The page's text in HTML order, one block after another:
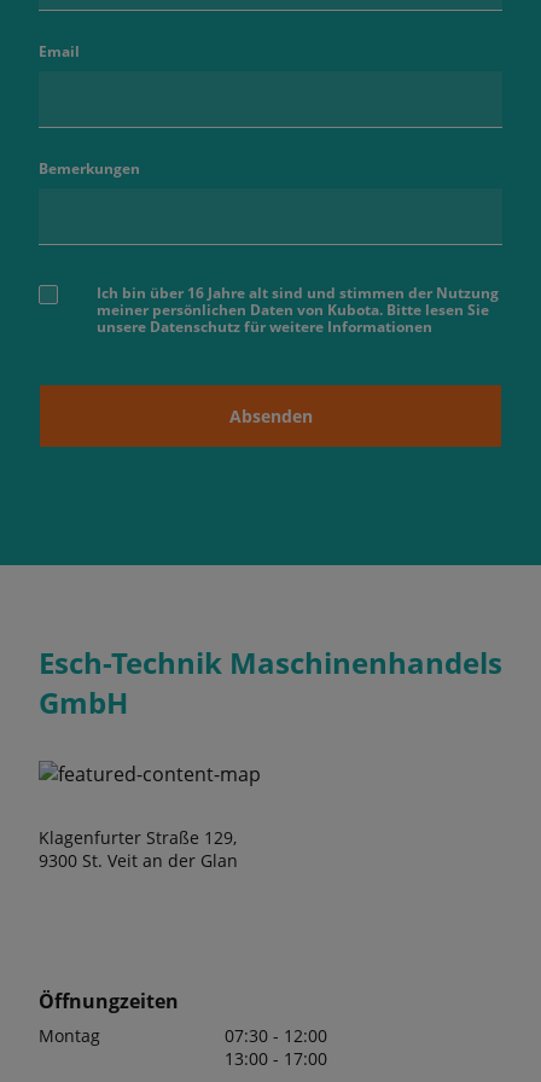
Email
Bemerkungen
Ich bin über 16 Jahre alt sind und stimmen der Nutzung
meiner persönlichen Daten von Kubota. Bitte lesen Sie
unsere Datenschutz für weitere Informationen
Absenden
Esch-Technik Maschinenhandels
GmbH
Klagenfurter Straße 129,
9300 St. Veit an der Glan
Öffnungzeiten
Montag
07:30 - 12:00
13:00 - 17:00